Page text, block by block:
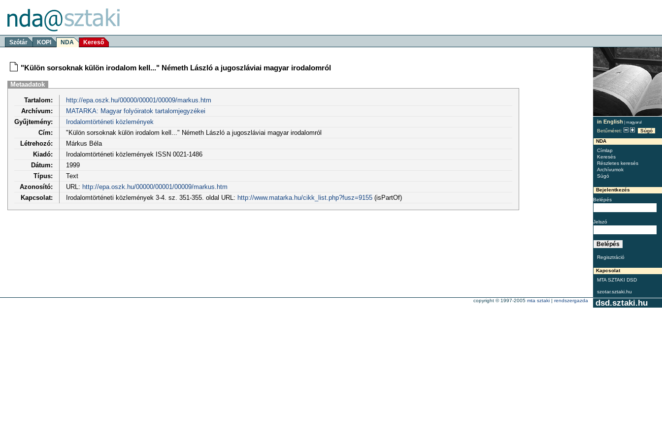
Szótár KOPI NDA Kereső
in English | magyarul
Betűméret:
Súgó
NDA
Címlap
Keresés
Részletes keresés
Archívumok
Súgó
Bejelentkezés
Belépés
Jelszó
Regisztráció
Kapcsolat
MTA SZTAKI DSD
szotar.sztaki.hu
"Külön sorsoknak külön irodalom kell..." Németh László a jugoszláviai magyar irodalomról
Metaadatok
Tartalom:
http://epa.oszk.hu/00000/00001/00009/markus.htm
Archívum:
MATARKA: Magyar folyóiratok tartalomjegyzékei
Gyűjtemény:
Irodalomtörténeti közlemények
Cím:
"Külön sorsoknak külön irodalom kell..." Németh László a jugoszláviai magyar irodalomról
Létrehozó:
Márkus Béla
Kiadó:
Irodalomtörténeti közlemények ISSN 0021-1486
Dátum:
1999
Típus:
Text
Azonosító:
URL: http://epa.oszk.hu/00000/00001/00009/markus.htm
Kapcsolat:
Irodalomtörténeti közlemények 3-4. sz. 351-355. oldal URL: http://www.matarka.hu/cikk_list.php?fusz=9155(isPartOf)
dsd.sztaki.hu
copyright © 1997-2005 mta sztaki | rendszergazda